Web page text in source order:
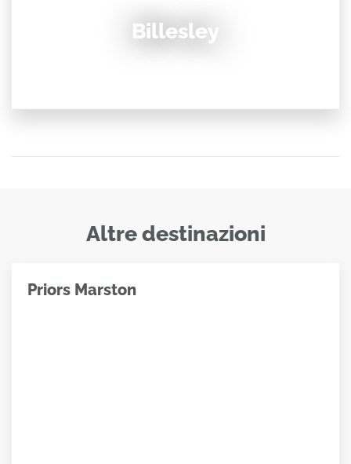
Billesley
Altre destinazioni
Priors Marston